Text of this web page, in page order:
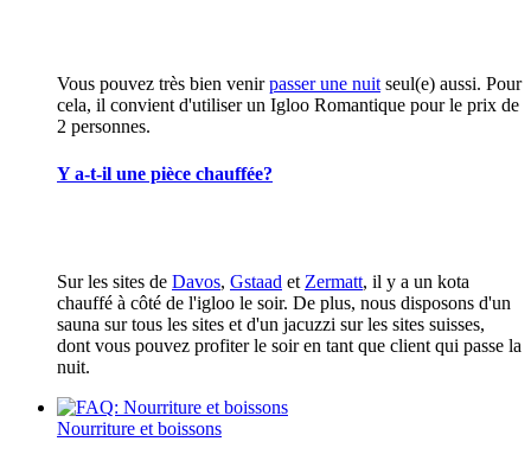
Vous pouvez très bien venirpasser une nuitseul(e) aussi. Pour
cela, il convient d'utiliser un Igloo Romantique pour le prix de
2 personnes.
Y a-t-il une pièce chauffée?
Sur les sites de Davos, Gstaad et Zermatt, il y a un kota
chauffé à côté de l'igloo le soir. De plus, nous disposons d'un
sauna sur tous les sites et d'un jacuzzi sur les sites suisses,
dont vous pouvez profiter le soir en tant que client qui passe la
nuit.
Nourriture et boissons